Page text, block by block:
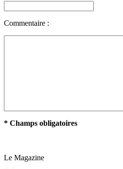
Commentaire :
* Champs obligatoires
Le Magazine